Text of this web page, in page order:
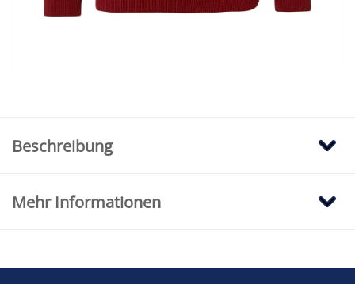
Falls Ihre Größe hier nicht verfügbar sein
sollte, klicken Sie bitte hier, um auf
Beschreibung
Mehr Informationen